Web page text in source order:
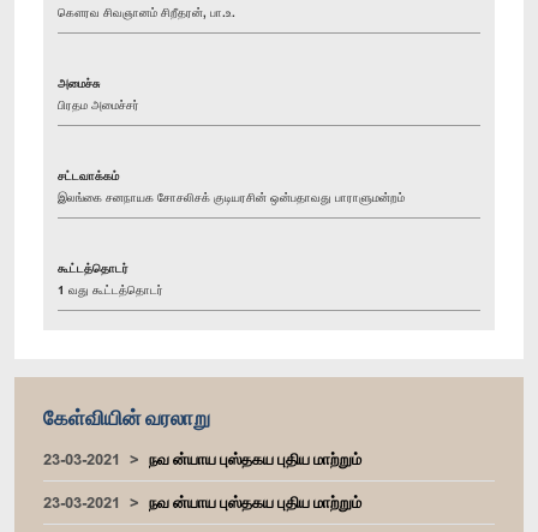
கௌரவ சிவஞானம் சிறீதரன், பா.உ.
அமைச்சு
பிரதம அமைச்சர்
சட்டவாக்கம்
இலங்கை சனநாயக சோசலிசக் குடியரசின் ஒன்பதாவது பாராளுமன்றம்
கூட்டத்தொடர்
1 வது கூட்டத்தொடர்
கேள்வியின் வரலாறு
23-03-2021
நவ ன்யாய புஸ்தகய புதிய மாற்றும்
23-03-2021
நவ ன்யாய புஸ்தகய புதிய மாற்றும்